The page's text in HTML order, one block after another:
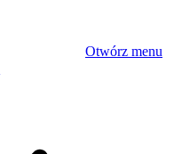
Otwórz menu